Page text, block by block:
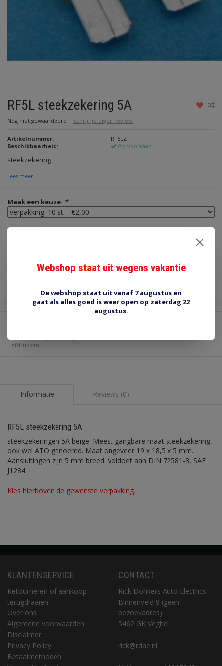
RF5L steekzekering 5A
Nog niet gewaardeerd | Schrijf je eigen review
Artikelnummer:
RF5LZ
Beschikbaarheid:
Op voorraad
steekzekering
Lees meer
Maak een keuze: *
€2,00
Toevoegen aan winkelwagen
-
- Afdrukken
Informatie Reviews (0)
RF5L steekzekering 5A
steekzekeringen 5A beige. Meest gangbare maat steekzekering,
ook wel ATO genoemd. Maat ongeveer 19 x 18,5 x 5 mm.
Aansluitingen zijn 5 mm breed. Voldoet aan DIN 72581-3, SAE
J1284.
Kies hierboven de gewenste verpakking.
KLANTENSERVICE
Retourneren of aankoop
terugdraaien
Over ons
Algemene voorwaarden
Disclaimer
Privacy Policy
Betaalmethoden
CONTACT
Rick Donkers Auto Electrics
Binnenveld 9 (geen
bezoekadres)
5462 GK Veghel
rick@rdae.nl
Webshop staat uit wegens vakantie
De webshop staat uit vanaf 7 augustus en
gaat als alles goed is weer open op zaterdag 22
augustus.